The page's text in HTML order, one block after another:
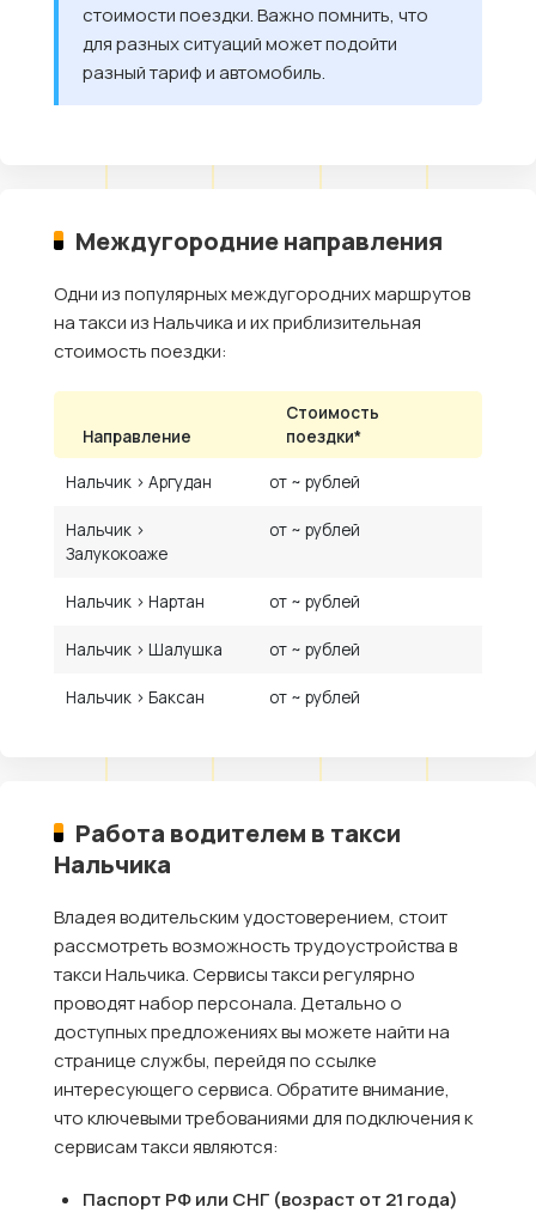
стоимости поездки. Важно помнить, что
для разных ситуаций может подойти
разный тариф и автомобиль.
Междугородние направления
Одни из популярных междугородних маршрутов
на такси из Нальчика и их приблизительная
стоимость поездки:
Направление
Стоимость
поездки*
Нальчик › Аргудан от ~ рублей
Нальчик ›
Залукокоаже
от ~ рублей
Нальчик › Нартан от ~ рублей
Нальчик › Шалушка от ~ рублей
Нальчик › Баксан от ~ рублей
Работа водителем в такси
Нальчика
Владея водительским удостоверением, стоит
рассмотреть возможность трудоустройства в
такси Нальчика. Сервисы такси регулярно
проводят набор персонала. Детально о
доступных предложениях вы можете найти на
странице службы, перейдя по ссылке
интересующего сервиса. Обратите внимание,
что ключевыми требованиями для подключения к
сервисам такси являются:
Паспорт РФ или СНГ (возраст от 21 года)